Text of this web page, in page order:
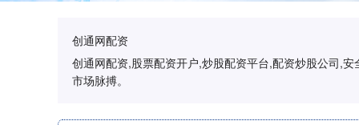
创通网配资
创通网配资,股票配资开户,炒股配资平台,配资炒股公司,
市场脉搏。